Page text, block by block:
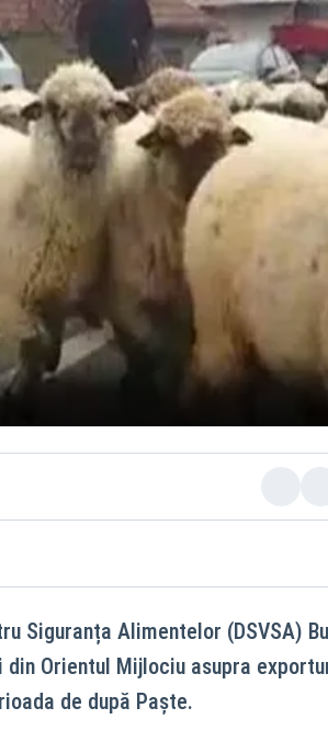
Siguranța Alimentelor (DSVSA)
Orientul Mijlociu asupra
de după Paște.